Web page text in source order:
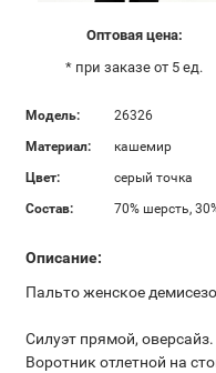
Оптовая цена:
* при заказе от 5 ед.
Модель:
26326
Материал:
кашемир
Цвет:
серый точка
Состав:
70% шерсть,
Описание:
Пальто женское
Силуэт прямой, оверсайз.
Воротник отлетной на